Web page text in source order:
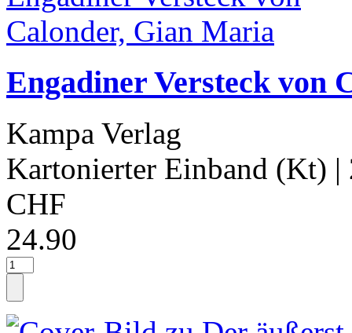
Engadiner Versteck von
Kampa Verlag
Kartonierter Einband (Kt) |
CHF
24.90